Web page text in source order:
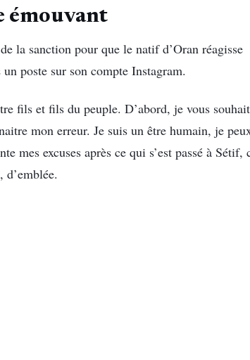
émouvant
la sanction pour que le natif d’Oran réagisse
poste sur son compte Instagram.
fils et fils du peuple. D’abord, je vous
mon erreur. Je suis un être humain, je
mes excuses après ce qui s’est passé à Sétif,